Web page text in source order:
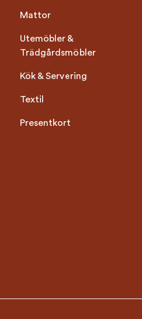
Mattor
Utemöbler &
Trädgårdsmöbler
Kök & Servering
Textil
Presentkort